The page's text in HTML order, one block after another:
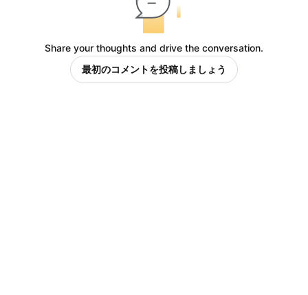
Share your thoughts and drive the conversation.
最初のコメントを投稿しましょう